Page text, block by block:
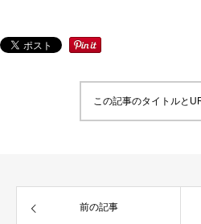
この記事のタイトルと
前の記事